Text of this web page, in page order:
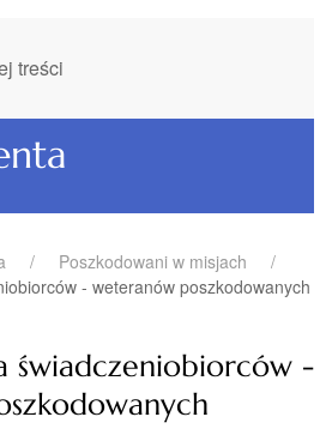
treści
Poszkodowani w misjach
- weteranów poszkodowanych
świadczeniobiorców -